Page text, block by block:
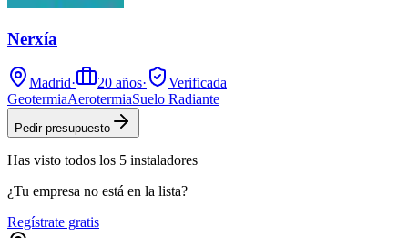
Nerxía
Madrid· 20 años·
Verificada
GeotermiaAerotermiaSuelo Radiante
Pedir presupuesto
Has visto todos los 5 instaladores
¿Tu empresa no está en la lista?
Regístrate gratis